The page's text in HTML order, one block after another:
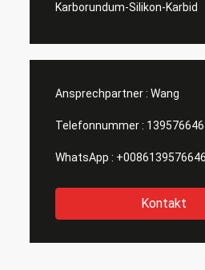
Karborundum-Silikon-Karbid
Ansprechpartner : Wang
Telefonnummer :
WhatsApp :
Kontakt